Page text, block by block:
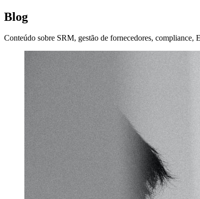
Blog
Conteúdo sobre SRM, gestão de fornecedores, compliance,